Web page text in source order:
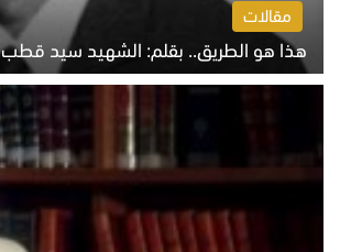
مقالات
هذا هو الطريق.. بقلم: الشهيد سيد قطب
الخميس 6 أغسطس 2026 10:52 ص